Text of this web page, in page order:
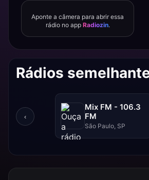
Aponte a câmera para abrir essa
rádio no app Radiozin.
Rádios
‹
Mix FM - 106.3
FM
São Paulo, SP